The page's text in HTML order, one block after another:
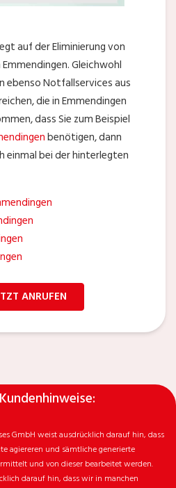
auf der Eliminierung von
Gleichwohl
ebenso Notfallservices aus
die in Emmendingen
dass Sie zum Beispiel
benötigen, dann
einmal bei der hinterlegten
ANRUFEN
GmbH weist ausdrücklich darauf hin, dass
agiereren und sämtliche generierte
und von dieser bearbeitet werden.
darauf hin, dass wir in manchen